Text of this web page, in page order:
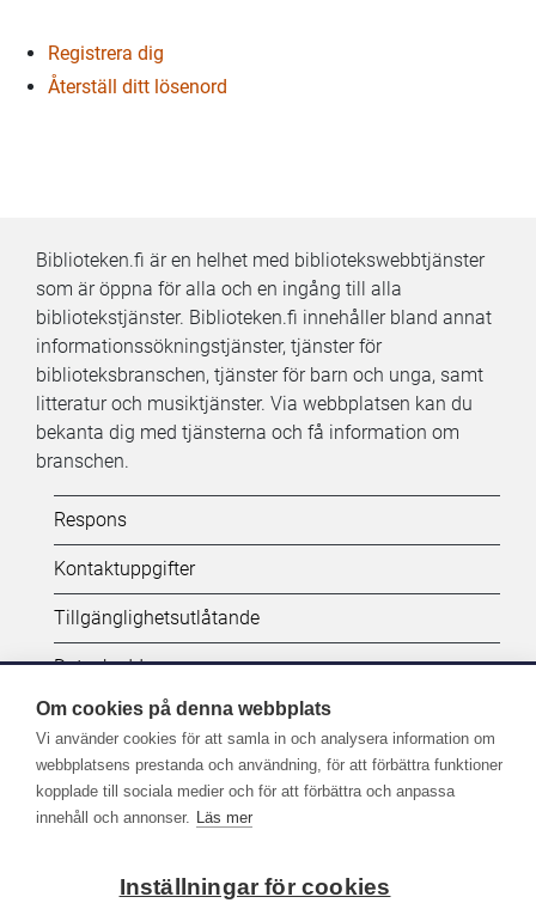
Registrera dig
Återställ ditt lösenord
Biblioteken.fi är en helhet med bibliotekswebbtjänster
som är öppna för alla och en ingång till alla
bibliotekstjänster. Biblioteken.fi innehåller bland annat
informationssökningstjänster, tjänster för
biblioteksbranschen, tjänster för barn och unga, samt
litteratur och musiktjänster. Via webbplatsen kan du
bekanta dig med tjänsterna och få information om
branschen.
Kifi:
Biblioteken.fi-
alatunniste
(SV)
Respons
Kontaktuppgifter
Tillgänglighetsutlåtande
Dataskydd
Följ oss:
Fler kanaler på sociala medier
Om cookies på denna webbplats
Vi använder cookies för att samla in och analysera information om
webbplatsens prestanda och användning, för att förbättra funktioner
kopplade till sociala medier och för att förbättra och anpassa
innehåll och annonser. Läs mer
Inställningar för cookies